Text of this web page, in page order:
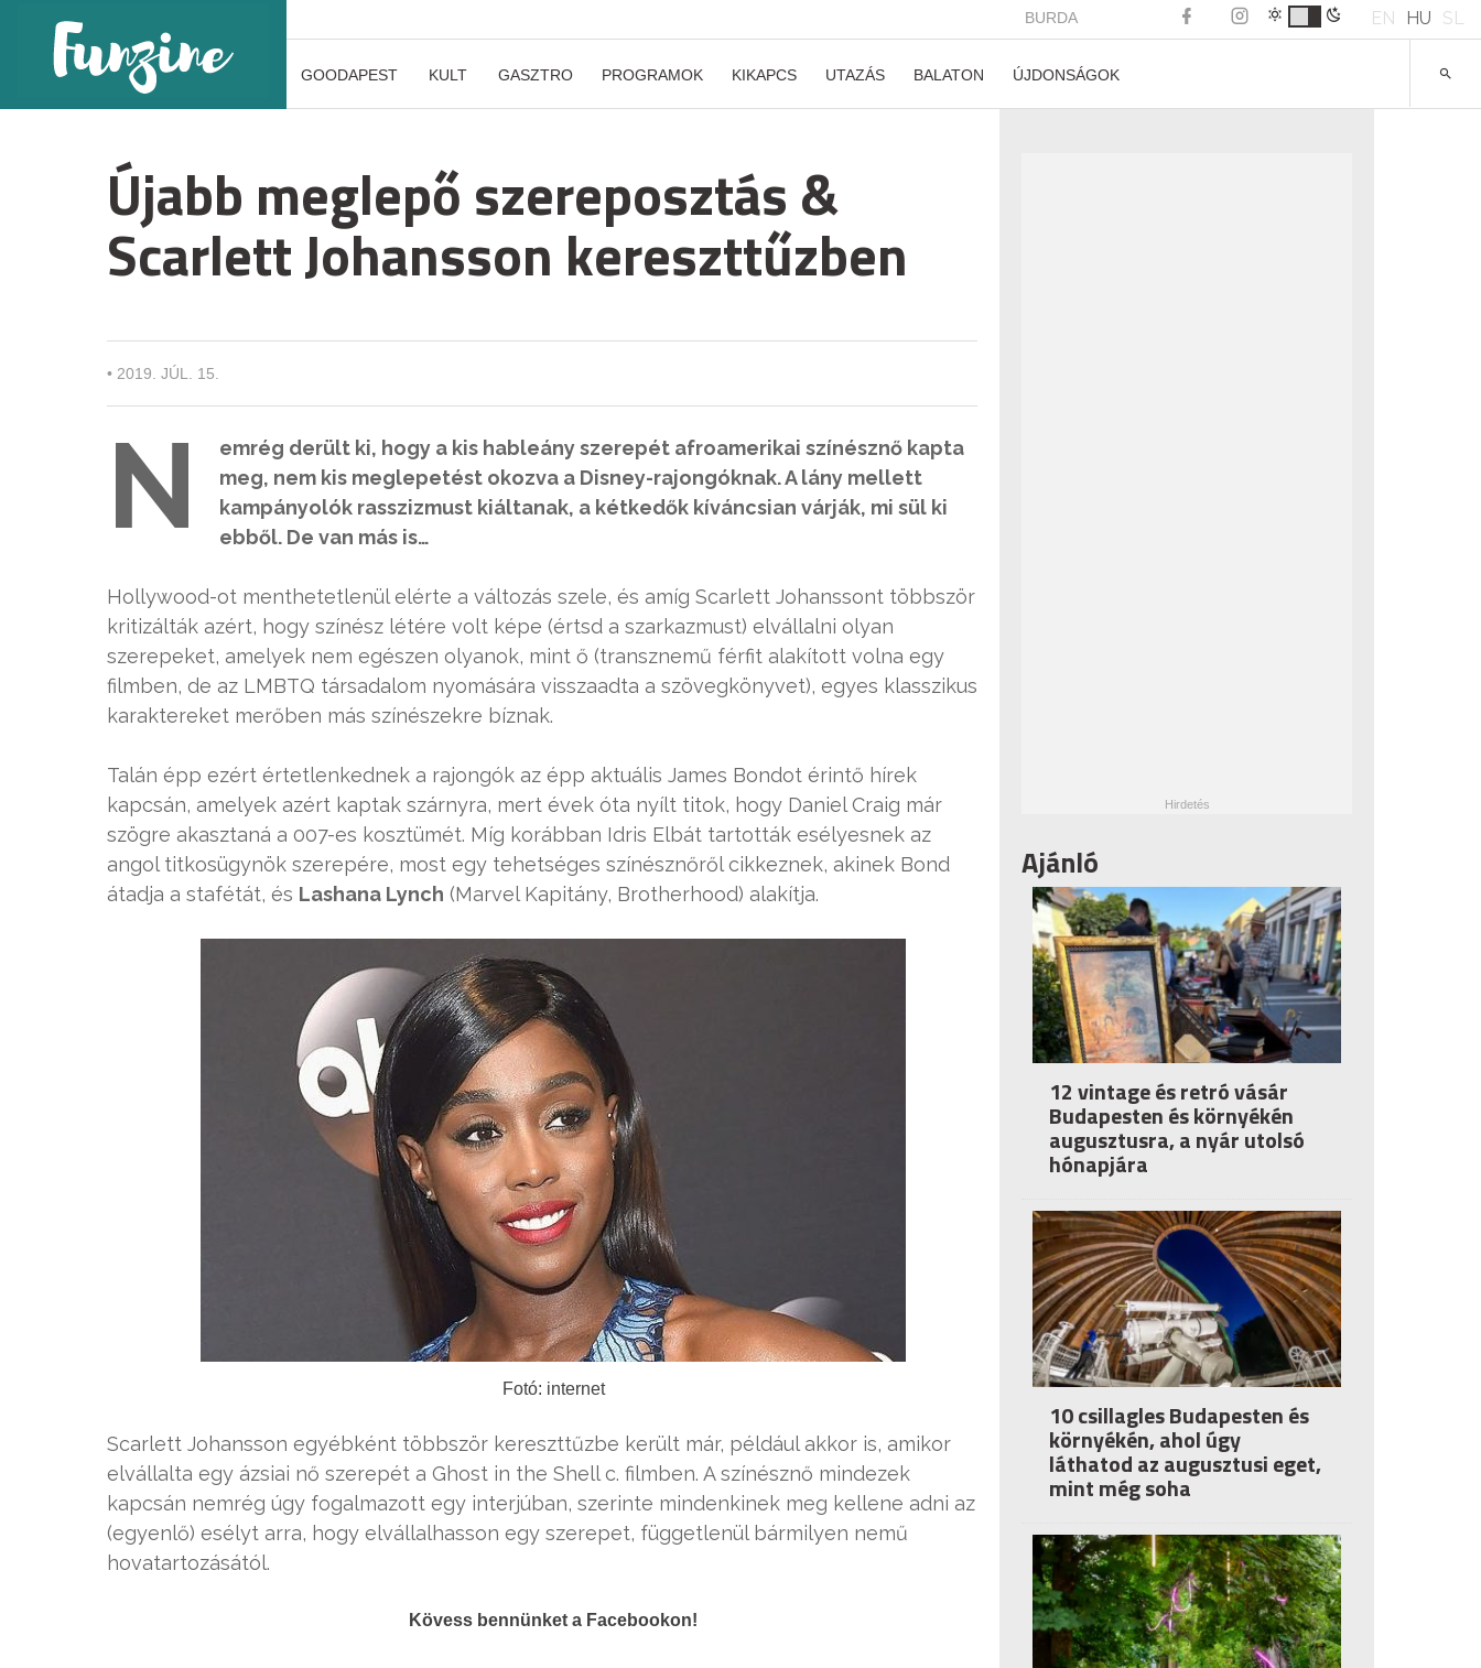
BURDA EN HU SL
GOODAPEST KULT GASZTRO PROGRAMOK KIKAPCS UTAZÁS BALATON ÚJDONSÁGOK
Újabb meglepő szereposztás &
Scarlett Johansson kereszttűzben
• 2019. JÚL. 15.
N
emrég derült ki, hogy a kis hableány szerepét afroamerikai színésznő kapta
meg, nem kis meglepetést okozva a Disney-rajongóknak. A lány mellett
kampányolók rasszizmust kiáltanak, a kétkedők kíváncsian várják, mi sül ki
ebből. De van más is…
Hollywood-ot menthetetlenül elérte a változás szele, és amíg Scarlett Johanssont többször
kritizálták azért, hogy színész létére volt képe (értsd a szarkazmust) elvállalni olyan
szerepeket, amelyek nem egészen olyanok, mint ő (transznemű férfit alakított volna egy
filmben, de az LMBTQ társadalom nyomására visszaadta a szövegkönyvet), egyes klasszikus
karaktereket merőben más színészekre bíznak.
Talán épp ezért értetlenkednek a rajongók az épp aktuális James Bondot érintő hírek
kapcsán, amelyek azért kaptak szárnyra, mert évek óta nyílt titok, hogy Daniel Craig már
szögre akasztaná a 007-es kosztümét. Míg korábban Idris Elbát tartották esélyesnek az
angol titkosügynök szerepére, most egy tehetséges színésznőről cikkeznek, akinek Bond
átadja a stafétát, és Lashana Lynch (Marvel Kapitány, Brotherhood) alakítja.
Fotó: internet
Scarlett Johansson egyébként többször kereszttűzbe került már, például akkor is, amikor
elvállalta egy ázsiai nő szerepét a Ghost in the Shell c. filmben. A színésznő mindezek
kapcsán nemrég úgy fogalmazott egy interjúban, szerinte mindenkinek meg kellene adni az
(egyenlő) esélyt arra, hogy elvállalhasson egy szerepet, függetlenül bármilyen nemű
hovatartozásától.
Kövess bennünket a Facebookon!
Ajánló
12 vintage és retró vásár
Budapesten és környékén
augusztusra, a nyár utolsó
hónapjára
10 csillagles Budapesten és
környékén, ahol úgy
láthatod az augusztusi eget,
mint még soha